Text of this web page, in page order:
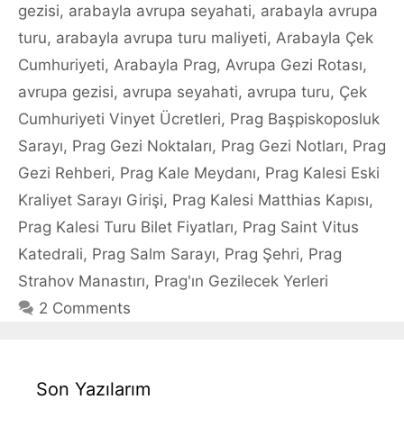
gezisi, arabayla avrupa seyahati, arabayla avrupa
turu, arabayla avrupa turu maliyeti, Arabayla Çek
Cumhuriyeti, Arabayla Prag, Avrupa Gezi Rotası,
avrupa gezisi, avrupa seyahati, avrupa turu, Çek
Cumhuriyeti Vinyet Ücretleri, Prag Başpiskoposluk
Sarayı, Prag Gezi Noktaları, Prag Gezi Notları, Prag
Gezi Rehberi, Prag Kale Meydanı, Prag Kalesi Eski
Kraliyet Sarayı Girişi, Prag Kalesi Matthias Kapısı,
Prag Kalesi Turu Bilet Fiyatları, Prag Saint Vitus
Katedrali, Prag Salm Sarayı, Prag Şehri, Prag
Strahov Manastırı, Prag'ın Gezilecek Yerleri
2 Comments
Son Yazılarım